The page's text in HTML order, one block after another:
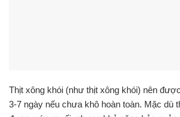
Thịt xông khói (như thịt xông khói) nên
3-7 ngày nếu chưa khô hoàn toàn. Mặc dù